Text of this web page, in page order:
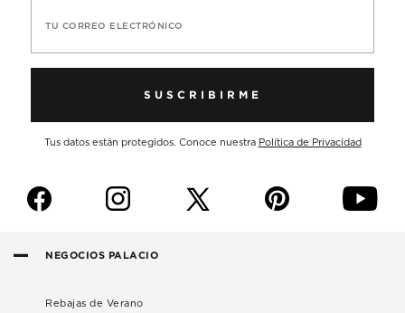
TU CORREO ELECTRÓNICO
SUSCRIBIRME
Tus datos están protegidos. Conoce nuestra Política de Privacidad
f i p y
NEGOCIOS PALACIO
Rebajas de Verano